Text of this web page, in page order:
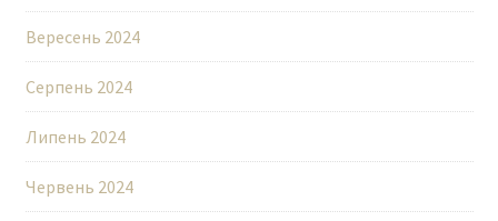
Вересень 2024
Серпень 2024
Липень 2024
Червень 2024